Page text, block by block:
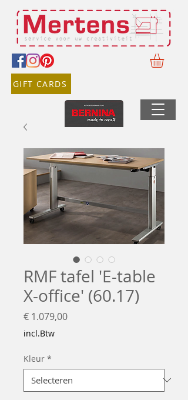
GIFT CARDS
RMF tafel 'E-table
X-office' (60.17)
€ 1.079,00Prijs
incl.Btw
Kleur *